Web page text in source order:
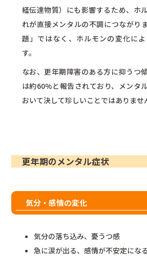
経伝達物質）にも影響するため、ホ
れが直接メンタルの不調につながり
題」ではなく、ホルモンの変化に
す。
なお、更年期障害のある方に抑うつ
は約60%と報告されており、メンタ
おいて決して珍しいことではありませ
更年期のメンタル症状
気分・感情の変化
気分の落ち込み、憂うつ感
急に涙が出る、感情が不安定になる